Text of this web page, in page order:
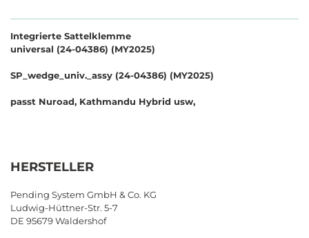
Integrierte Sattelklemme
universal (24-04386) (MY2025)
SP_wedge_univ._assy (24-04386) (MY2025)
passt Nuroad, Kathmandu Hybrid usw,
HERSTELLER
Pending System GmbH & Co. KG
Ludwig-Hüttner-Str. 5-7
DE 95679 Waldershof